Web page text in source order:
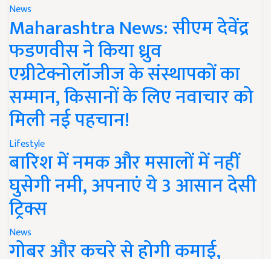
News
Maharashtra News: सीएम देवेंद्र
फडणवीस ने किया ध्रुव
एग्रीटेक्नोलॉजीज के संस्थापकों का
सम्मान, किसानों के लिए नवाचार को
मिली नई पहचान!
Lifestyle
बारिश में नमक और मसालों में नहीं
घुसेगी नमी, अपनाएं ये 3 आसान देसी
ट्रिक्स
News
गोबर और कचरे से होगी कमाई,